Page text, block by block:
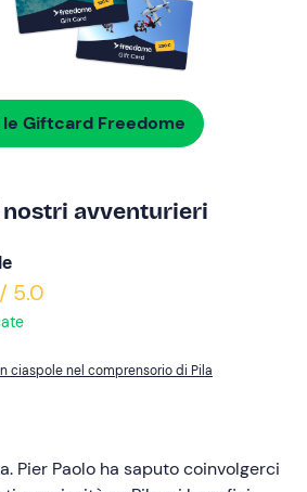
Giftcard Freedome
avventurieri
5.0
ciaspole nel comprensorio di Pila
Pier Paolo ha saputo coinvolgerci